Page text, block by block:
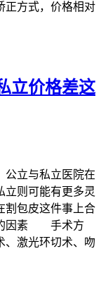
正方式，价格相对
立价格差这
立与私立医院在
立则可能有更多灵
割包皮这件事上合
的因素 手术方
、激光环切术、吻